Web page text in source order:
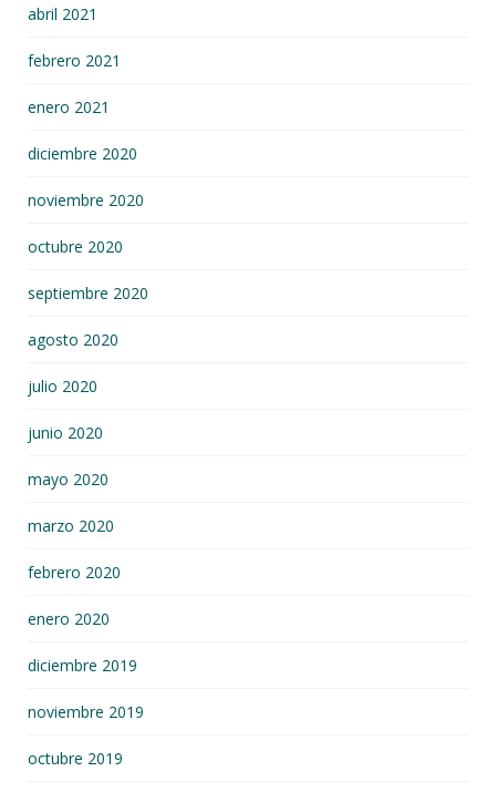
abril 2021
febrero 2021
enero 2021
diciembre 2020
noviembre 2020
octubre 2020
septiembre 2020
agosto 2020
julio 2020
junio 2020
mayo 2020
marzo 2020
febrero 2020
enero 2020
diciembre 2019
noviembre 2019
octubre 2019